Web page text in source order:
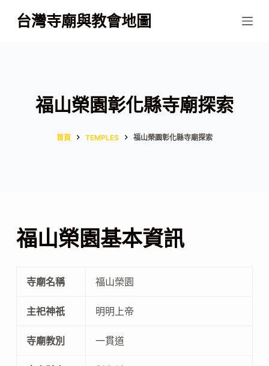
跳
至
台灣寺廟與教會地圖
福山榮園彰化縣寺廟探索
首頁 TEMPLES 福山榮園彰化縣寺廟探索
福山榮園基本資訊
寺廟名稱 福山榮園
主祀神祇 明明上帝
寺廟教別 一貫道